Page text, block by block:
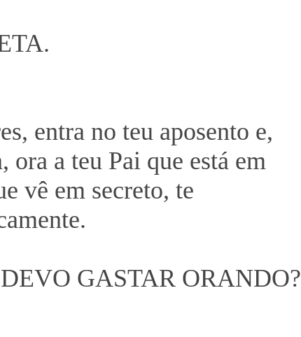
entra no teu aposento e,
ora a teu Pai que está em
vê em secreto, te
GASTAR ORANDO?